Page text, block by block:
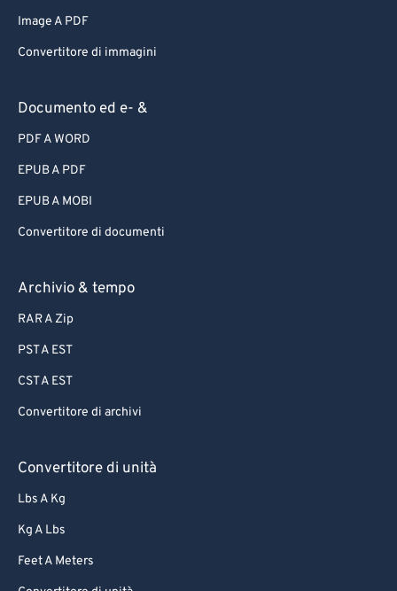
Image A PDF
Convertitore di immagini
Documento ed e- &
PDF A WORD
EPUB A PDF
EPUB A MOBI
Convertitore di documenti
Archivio & tempo
RAR A Zip
PST A EST
CST A EST
Convertitore di archivi
Convertitore di unità
Lbs A Kg
Kg A Lbs
Feet A Meters